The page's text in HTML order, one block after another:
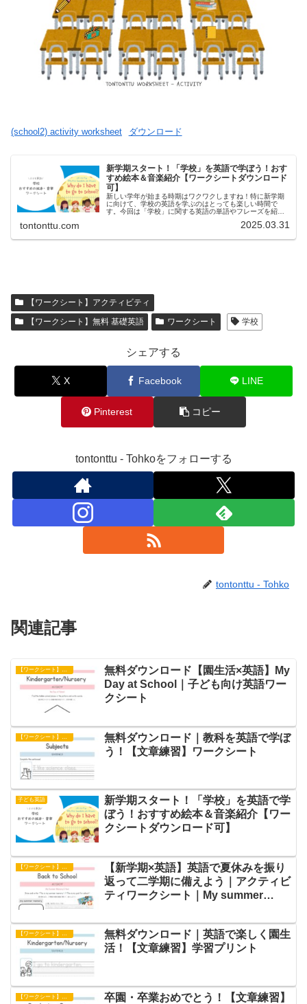
(school2) activity worksheet ダウンロード
新学期スタート！「学校」を英語で学ぼう！おす
すめ絵本＆音楽紹介【ワークシートダウンロード
可】
新しい学年が始まる時期はワクワクしますね！特に新学期
に向けて、学校の英語を学ぶのはとっても楽しい時間で
す。今回は「学校」に関する英語の単語やフレーズを紹介
tontonttu.com 2025.03.31
【ワークシート】アクティビティ
【ワークシート】無料 基礎英語
ワークシート 学校
シェアする
X Facebook LINE
Pinterest コピー
tontonttu - Tohkoをフォローする
tontonttu - Tohko
関連記事
【ワークシート】アクティビティ
無料ダウンロード【園生活×英語】My
Day at School｜子ども向け英語ワー
クシート
【ワークシート】文章練習
無料ダウンロード｜教科を英語で学ぼ
う！【文章練習】ワークシート
子ども英語
新学期スタート！「学校」を英語で学
ぼう！おすすめ絵本＆音楽紹介【ワー
クシートダウンロード可】
【新学期×英語】英語で夏休みを振り
返って二学期に備えよう｜アクティビ
ティワークシート｜My summer
【ワークシート】文章練習
無料ダウンロード｜英語で楽しく園生
活！【文章練習】学習プリント
卒園・卒業おめでとう！【文章練習】